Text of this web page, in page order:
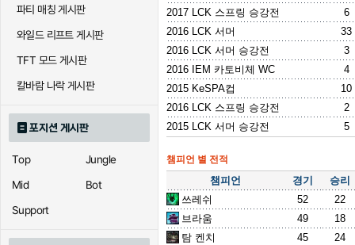
파티 매칭 게시판
와일드 리프트 게시판
TFT 모드 게시판
칼바람 나락 게시판
포지션 게시판
Top
Jungle
Mid
Bot
Support
2017 LCK 스프링 승강전
6
2016 LCK 서머
33
2016 LCK 서머 승강전
3
2016 IEM 카토비체 WC
4
2015 KeSPA컵
10
2016 LCK 스프링 승강전
2
2015 LCK 서머 승강전
5
챔피언 별 전적
챔피언 경기
승리
쓰레쉬
52
22
브라움
49
18
탐 켄치
45
24